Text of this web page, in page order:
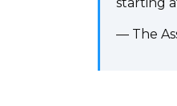
— The